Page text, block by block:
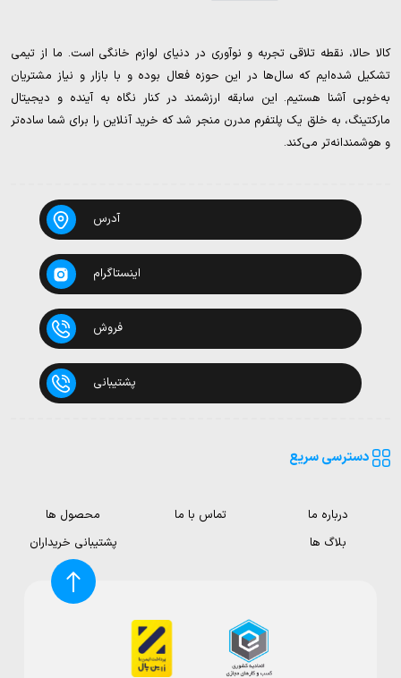
کالا حالا، نقطه تلاقی تجربه و نوآوری در دنیای لوازم خانگی است. ما از تیمی
تشکیل شده‌ایم که سال‌ها در این حوزه فعال بوده و با بازار و نیاز مشتریان
به‌خوبی آشنا هستیم. این سابقه ارزشمند در کنار نگاه به آینده و دیجیتال
مارکتینگ، به خلق یک پلتفرم مدرن منجر شد که خرید آنلاین را برای شما ساده‌تر
و هوشمندانه‌تر می‌کند.
آدرس
اینستاگرام
فروش
پشتیبانی
دسترسی سریع
درباره ما تماس با ما
محصول ها
بلاگ ها
پشتیبانی خریداران